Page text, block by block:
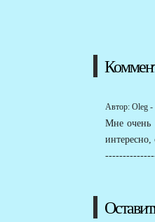
Автор: Oleg
Мне очень